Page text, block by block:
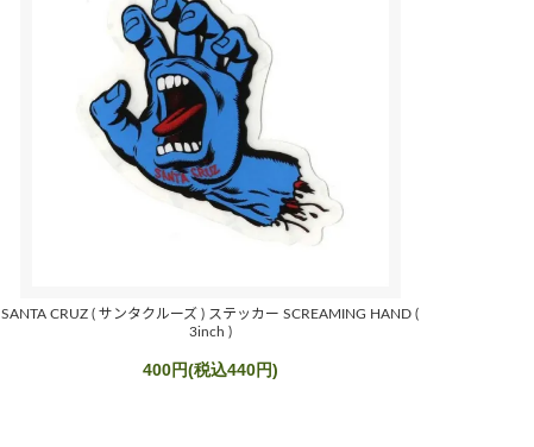
SANTA CRUZ ( サンタクルーズ ) ステッカー SCREAMING HAND (
3inch )
400円(税込440円)